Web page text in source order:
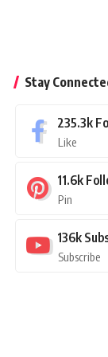
Stay
235.3k
Like
11.6k
Pin
136k
Subscribe